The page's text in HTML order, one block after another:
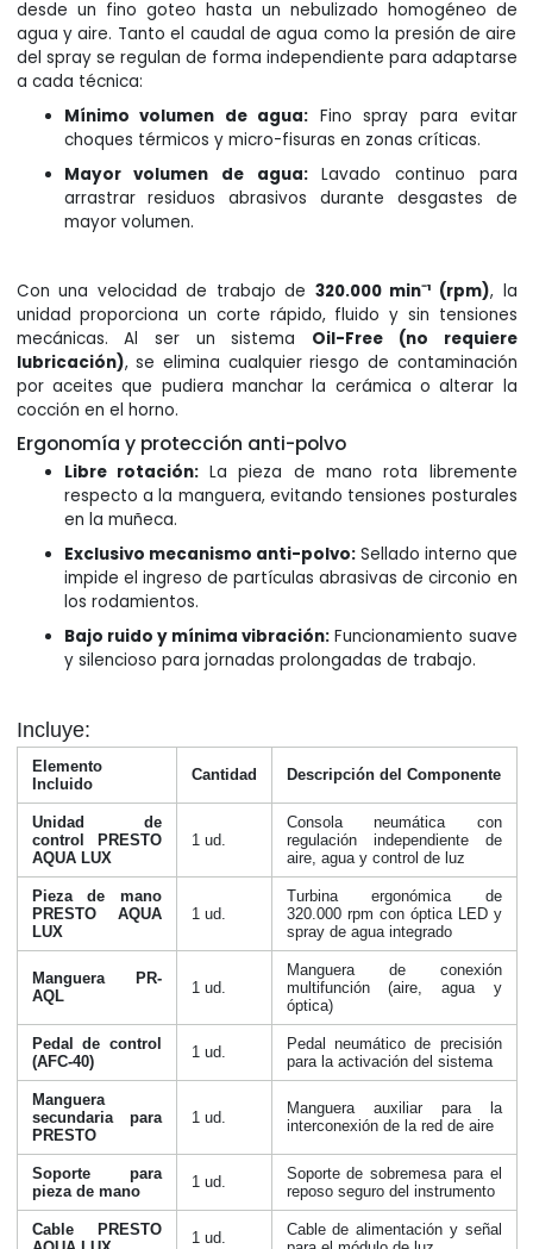
desde un fino goteo hasta un nebulizado homogéneo de
agua y aire. Tanto el caudal de agua como la presión de aire
del spray se regulan de forma independiente para adaptarse
a cada técnica:
Mínimo volumen de agua: Fino spray para evitar
choques térmicos y micro-fisuras en zonas críticas.
Mayor volumen de agua:Lavado continuo para
arrastrar residuos abrasivos durante desgastes de
mayor volumen.
Con una velocidad de trabajo de 320.000 min⁻¹ (rpm), la
unidad proporciona un corte rápido, fluido y sin tensiones
mecánicas. Al ser un sistema Oil-Free (no requiere
lubricación), se elimina cualquier riesgo de contaminación
por aceites que pudiera manchar la cerámica o alterar la
cocción en el horno.
Ergonomía y protección anti-polvo
Libre rotación:La pieza de mano rota libremente
respecto a la manguera, evitando tensiones posturales
en la muñeca.
Exclusivo mecanismo anti-polvo:Sellado interno que
impide el ingreso de partículas abrasivas de circonio en
los rodamientos.
Bajo ruido y mínima vibración: Funcionamiento suave
y silencioso para jornadas prolongadas de trabajo.
Incluye:
Elemento
Incluido
Cantidad Descripción del Componente
Unidad de
control PRESTO
AQUA LUX
1 ud.
Consola neumática con
regulación independiente de
aire, agua y control de luz
Pieza de mano
PRESTO AQUA
LUX
1 ud.
Turbina ergonómica de
320.000 rpm con óptica LED y
spray de agua integrado
Manguera PR-
AQL
1 ud.
Manguera de conexión
multifunción (aire, agua y
óptica)
Pedal de control
(AFC-40)
1 ud.
Pedal neumático de precisión
para la activación del sistema
Manguera
secundaria para
PRESTO
1 ud.
Manguera auxiliar para la
interconexión de la red de aire
Soporte para
pieza de mano
1 ud.
Soporte de sobremesa para el
reposo seguro del instrumento
Cable PRESTO
1 ud.
Cable de alimentación y señal